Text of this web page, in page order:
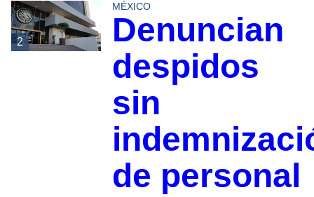
2
MÉXICO
Denuncian
despidos
sin
de personal